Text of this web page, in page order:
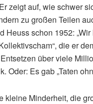
zeigt auf, wie schwer
zu großen Teilen
schon 1952:
die er
über viele
Es gab „Taten
kleine Minderheit, die